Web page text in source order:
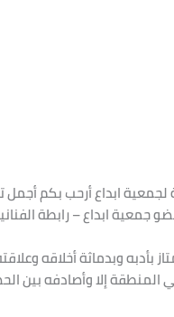
لجمعية ابداع أرحب بكم
جمعية ابداع – رابطة
بأدبه وبدماثة أخلاقه
إلا وأصادفه بين